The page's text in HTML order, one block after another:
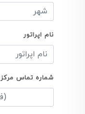
نام اپراتور
شماره تماس مرکز